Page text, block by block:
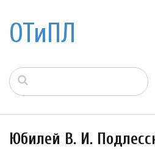
ОТиПЛ
Юбилей В. И.